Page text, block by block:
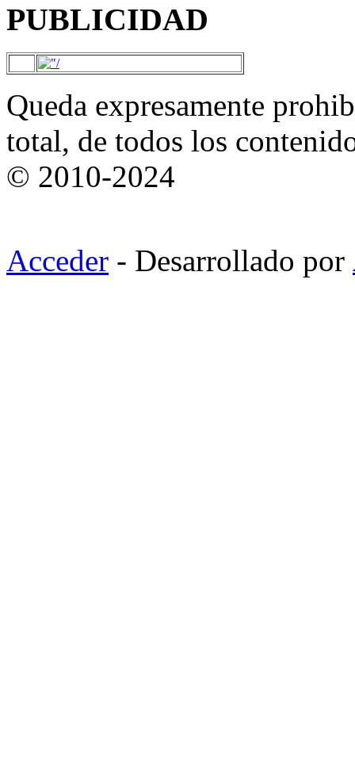
PUBLICIDAD
Queda expresamente
total, de todos los
© 2010-2024
Acceder - Desarrollado por